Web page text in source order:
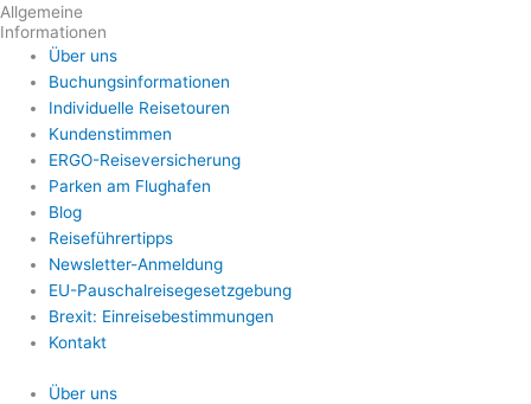
Allgemeine
Informationen
Über uns
Buchungsinformationen
Individuelle Reisetouren
Kundenstimmen
ERGO-Reiseversicherung
Parken am Flughafen
Blog
Reiseführertipps
Newsletter-Anmeldung
EU-Pauschalreisegesetzgebung
Brexit: Einreisebestimmungen
Kontakt
Über uns